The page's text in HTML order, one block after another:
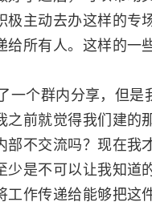
极主动去办这样的
给所有人。这样的
个群内分享，但是
之前就觉得我们建
部不交流吗？现在
少是不可以让我知
工作传递给能够把